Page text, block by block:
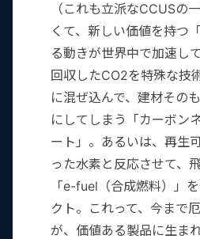
（これも立派なCCUSの
くて、新しい価値を持つ
る動きが世界中で加速し
回収したCO2を特殊な技
に混ぜ込んで、建材その
にしてしまう「カーボン
ート」。あるいは、再生
った水素と反応させて、
「e-fuel（合成燃料）」
クト。これって、今まで
が、価値ある製品に生ま